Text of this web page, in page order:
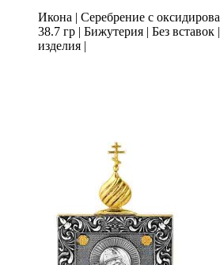
Икона
Серебрение с
38.7 гр
Бижутерия Без вставок
изделия